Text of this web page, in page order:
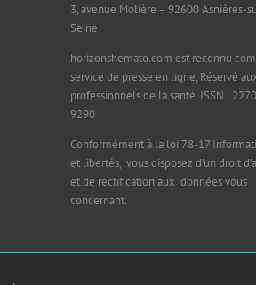
3, avenue Molière – 92600 Asnières-
Seine
horizonshemato.com est reconnu
service de presse en ligne, Réservé
professionnels de la santé. ISSN :
9290
Conformément à la loi 78-17
et libertés, vous disposez d’un droit
et de rectification aux données vous
concernant.